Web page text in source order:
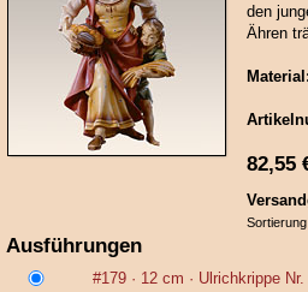
den
Ähren
82,55
Ausführungen
#179 · 12 cm · Ulrichkrippe Nr.